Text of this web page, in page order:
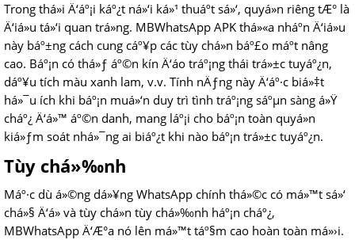
Trong thá»i Ä‘áº¡i káº¿t ná»‘i ká»¹ thuáº­t sá»‘, quyá»n riêng tÆ° là
Ä‘iá»u tá»‘i quan trá»ng. MBWhatsApp APK thá»«a nháº­n Ä‘iá»u
này báº±ng cách cung cáº¥p các tùy chá»n báº£o máº­t nâng
cao. Báº¡n có thá»ƒ áº©n kín Ä‘áo tráº¡ng thái trá»±c tuyáº¿n,
dáº¥u tích màu xanh lam, v.v. Tính nÄƒng này Ä‘áº·c biá»‡t
há»¯u ích khi báº¡n muá»‘n duy trì tình tráº¡ng sáºµn sàng á»Ÿ
cháº¿ Ä‘á»™ áº©n danh, mang láº¡i cho báº¡n toàn quyá»n
kiá»ƒm soát nhá»¯ng ai biáº¿t khi nào báº¡n trá»±c tuyáº¿n.
Tùy chá»‰nh
Máº·c dù á»©ng dá»¥ng WhatsApp chính thá»©c có má»™t sá»‘
chá»§ Ä‘á» và tùy chá»n tùy chá»‰nh háº¡n cháº¿,
MBWhatsApp Ä‘Æ°a nó lên má»™t táº§m cao hoàn toàn má»›i.